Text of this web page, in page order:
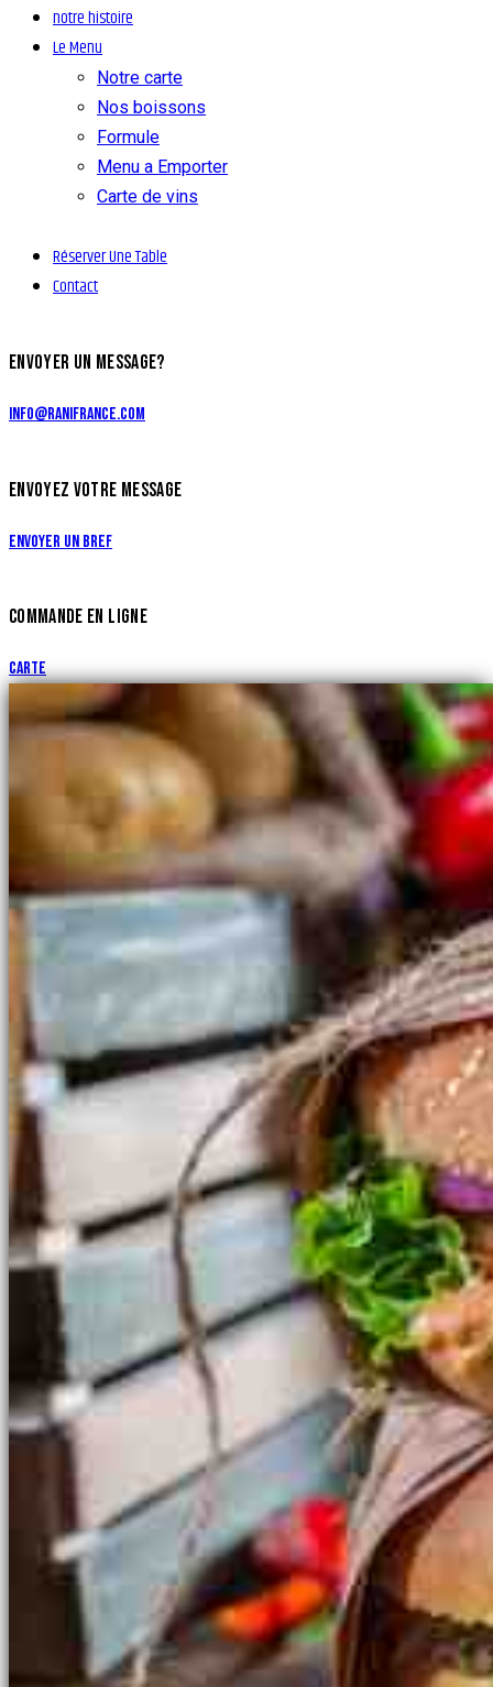
notre histoire
Le Menu
Notre carte
Nos boissons
Formule
Menu a Emporter
Carte de vins
Réserver Une Table
Contact
ENVOYER UN MESSAGE?
info@ranifrance.com
ENVOYEZ VOTRE MESSAGE
Envoyer un bref
COMMANDE EN LIGNE
Carte